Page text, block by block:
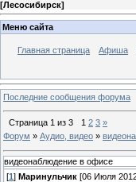
[Лесосибирск]
Меню сайта
Главная страница Афиша
Последние сообщения форума
Страница 1 из 3 1 2 3 »
Форум » Аудио, видео »
видеонаблюдение в офисе
[1] Маринульчик [06 Июля